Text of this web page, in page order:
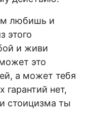
любишь и
этого
и живи
это
а может тебя
нет,
стоицизма ты